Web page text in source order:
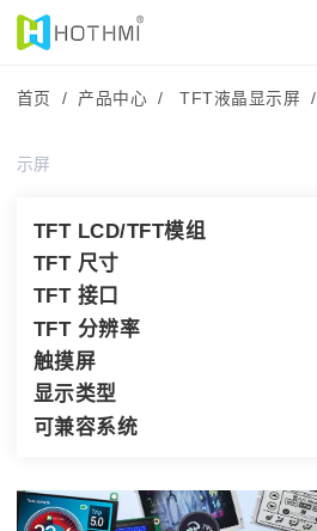
首页 / 产品中心 / TFT液晶显示屏 /
示屏
TFT LCD/TFT模组
TFT 尺寸
TFT 接口
TFT 分辨率
触摸屏
显示类型
可兼容系统